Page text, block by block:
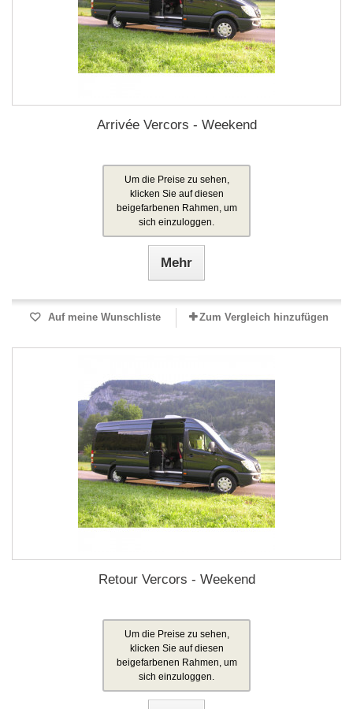
Arrivée Vercors - Weekend
Um die Preise zu sehen,
klicken Sie auf diesen
beigefarbenen Rahmen, um
sich einzuloggen.
Mehr
Auf meine Wunschliste Zum Vergleich hinzufügen
Retour Vercors - Weekend
Um die Preise zu sehen,
klicken Sie auf diesen
beigefarbenen Rahmen, um
sich einzuloggen.